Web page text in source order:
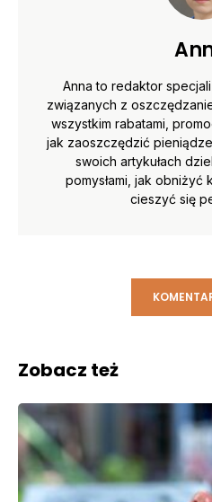
Anna to redaktor
związanych z
wszystkim rabatami,
jak zaoszczędzić
swoich artykułach
pomysłami, jak
cieszyć się
Zobacz też